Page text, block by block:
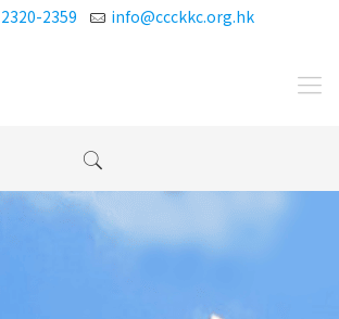
2359 info@ccckkc.org.hk